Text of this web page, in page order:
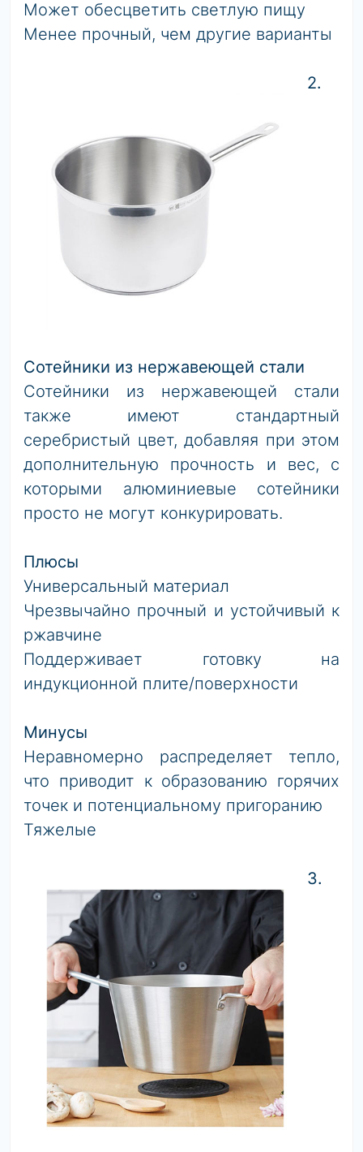
Может обесцветить светлую пищу
Менее прочный, чем другие варианты
2.
Сотейники из нержавеющей стали
Сотейники из нержавеющей стали
также имеют стандартный
серебристый цвет, добавляя при этом
дополнительную прочность и вес, с
которыми алюминиевые сотейники
просто не могут конкурировать.
Плюсы
Универсальный материал
Чрезвычайно прочный и устойчивый к
ржавчине
Поддерживает готовку на
индукционной плите/поверхности
Минусы
Неравномерно распределяет тепло,
что приводит к образованию горячих
точек и потенциальному пригоранию
Тяжелые
3.